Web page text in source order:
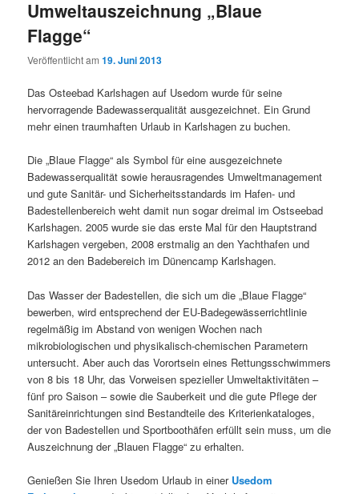
Umweltauszeichnung „Blaue
Flagge“
Veröffentlicht am19. Juni 2013
Das Osteebad Karlshagen auf Usedom wurde für seine
hervorragende Badewasserqualität ausgezeichnet. Ein Grund
mehr einen traumhaften Urlaub in Karlshagen zu buchen.
Die „Blaue Flagge“ als Symbol für eine ausgezeichnete
Badewasserqualität sowie herausragendes Umweltmanagement
und gute Sanitär- und Sicherheitsstandards im Hafen- und
Badestellenbereich weht damit nun sogar dreimal im Ostseebad
Karlshagen. 2005 wurde sie das erste Mal für den Hauptstrand
Karlshagen vergeben, 2008 erstmalig an den Yachthafen und
2012 an den Badebereich im Dünencamp Karlshagen.
Das Wasser der Badestellen, die sich um die „Blaue Flagge“
bewerben, wird entsprechend der EU-Badegewässerrichtlinie
regelmäßig im Abstand von wenigen Wochen nach
mikrobiologischen und physikalisch-chemischen Parametern
untersucht. Aber auch das Vorortsein eines Rettungsschwimmers
von 8 bis 18 Uhr, das Vorweisen spezieller Umweltaktivitäten –
fünf pro Saison – sowie die Sauberkeit und die gute Pflege der
Sanitäreinrichtungen sind Bestandteile des Kriterienkataloges,
der von Badestellen und Sportboothäfen erfüllt sein muss, um die
Auszeichnung der „Blauen Flagge“ zu erhalten.
Genießen Sie Ihren Usedom Urlaub in einer Usedom